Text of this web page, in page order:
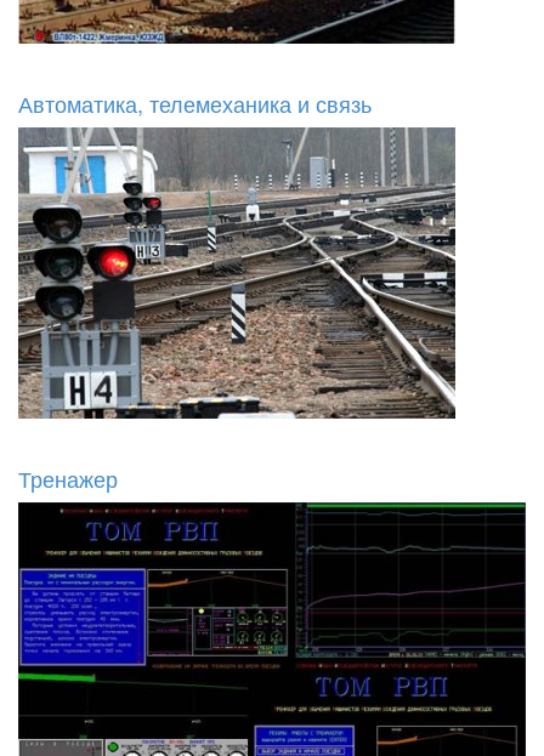
Автоматика, телемеханика и связь
Тренажер